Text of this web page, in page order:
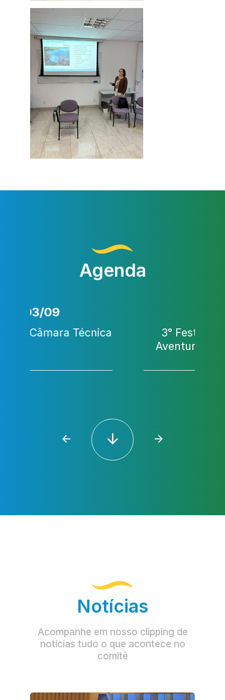
Agenda
3° Festival de Turismo e
Aventura da Fercal (FTAF)
Notícias
Acompanhe em nosso clipping de
notícias tudo o que acontece no
comitê